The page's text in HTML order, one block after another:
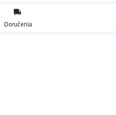
Doručenia